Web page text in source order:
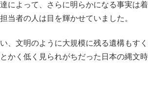
によって、さらに明らかになる事実は着
当者の人は目を輝かせていました。
、文明のように大規模に残る遺構もすく
かく低く見られがちだった日本の縄文時